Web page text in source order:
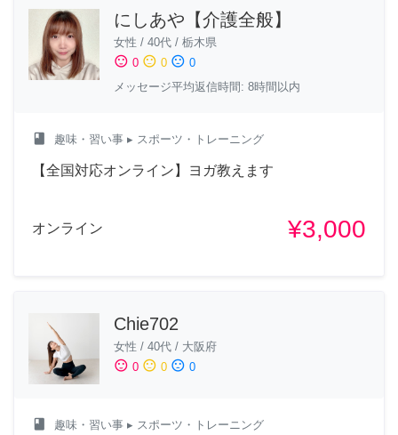
にしあや【介護全般】
女性 / 40代 / 栃木県
sentiment_satisfied 0 sentiment_neutral 0 sentiment_dissatisfied 0
メッセージ平均返信時間: 8時間以内
class 趣味・習い事 ▸ スポーツ・トレーニング
【全国対応オンライン】ヨガ教えます
オンライン ¥3,000
Chie702
女性 / 40代 / 大阪府
sentiment_satisfied 0 sentiment_neutral 0 sentiment_dissatisfied 0
class 趣味・習い事 ▸ スポーツ・トレーニング